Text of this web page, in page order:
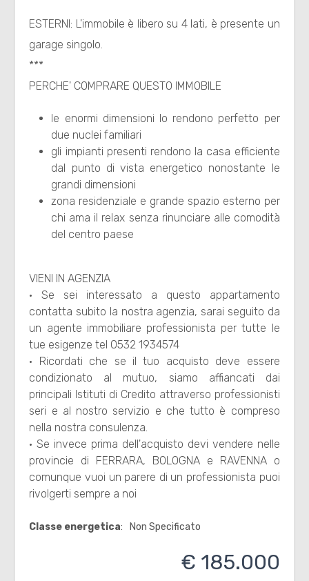
ESTERNI: L'immobile è libero su 4 lati, è presente un
garage singolo.
***
PERCHE' COMPRARE QUESTO IMMOBILE
le enormi dimensioni lo rendono perfetto per
due nuclei familiari
gli impianti presenti rendono la casa efficiente
dal punto di vista energetico nonostante le
grandi dimensioni
zona residenziale e grande spazio esterno per
chi ama il relax senza rinunciare alle comodità
del centro paese
VIENI IN AGENZIA
· Se sei interessato a questo appartamento
contatta subito la nostra agenzia, sarai seguito da
un agente immobiliare professionista per tutte le
tue esigenze tel 0532 1934574
· Ricordati che se il tuo acquisto deve essere
condizionato al mutuo, siamo affiancati dai
principali Istituti di Credito attraverso professionisti
seri e al nostro servizio e che tutto è compreso
nella nostra consulenza.
· Se invece prima dell'acquisto devi vendere nelle
provincie di FERRARA, BOLOGNA e RAVENNA o
comunque vuoi un parere di un professionista puoi
rivolgerti sempre a noi
Classe energetica: Non Specificato
€ 185.000
5
5+
Bagni
minimi
Qualsiasi
3
4
5+
Camere
minime